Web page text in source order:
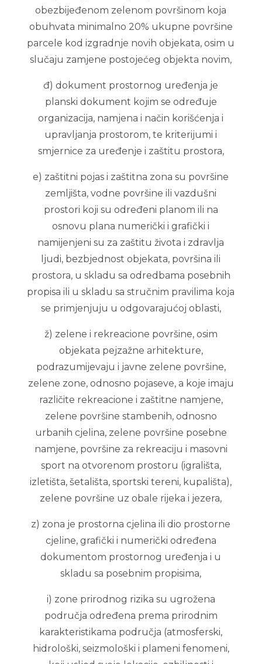
obezbijeđenom zelenom površinom koja
obuhvata minimalno 20% ukupne površine
parcele kod izgradnje novih objekata, osim u
slučaju zamjene postojećeg objekta novim,
đ) dokument prostornog uređenja je
planski dokument kojim se određuje
organizacija, namjena i način korišćenja i
upravljanja prostorom, te kriterijumi i
smjernice za uređenje i zaštitu prostora,
e) zaštitni pojas i zaštitna zona su površine
zemljišta, vodne površine ili vazdušni
prostori koji su određeni planom ili na
osnovu plana numerički i grafički i
namijenjeni su za zaštitu života i zdravlja
ljudi, bezbjednost objekata, površina ili
prostora, u skladu sa odredbama posebnih
propisa ili u skladu sa stručnim pravilima koja
se primjenjuju u odgovarajućoj oblasti,
ž) zelene i rekreacione površine, osim
objekata pejzažne arhitekture,
podrazumijevaju i javne zelene površine,
zelene zone, odnosno pojaseve, a koje imaju
različite rekreacione i zaštitne namjene,
zelene površine stambenih, odnosno
urbanih cjelina, zelene površine posebne
namjene, površine za rekreaciju i masovni
sport na otvorenom prostoru (igrališta,
izletišta, šetališta, sportski tereni, kupališta),
zelene površine uz obale rijeka i jezera,
z) zona je prostorna cjelina ili dio prostorne
cjeline, grafički i numerički određena
dokumentom prostornog uređenja i u
skladu sa posebnim propisima,
i) zone prirodnog rizika su ugrožena
područja određena prema prirodnim
karakteristikama područja (atmosferski,
hidrološki, seizmološki i plameni fenomeni,